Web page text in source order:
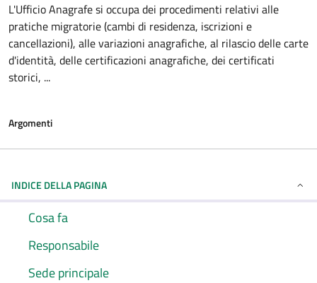
L'Ufficio Anagrafe si occupa dei procedimenti relativi alle
pratiche migratorie (cambi di residenza, iscrizioni e
cancellazioni), alle variazioni anagrafiche, al rilascio delle carte
d'identità, delle certificazioni anagrafiche, dei certificati
storici, ...
Argomenti
INDICE DELLA PAGINA
Cosa fa
Responsabile
Sede principale